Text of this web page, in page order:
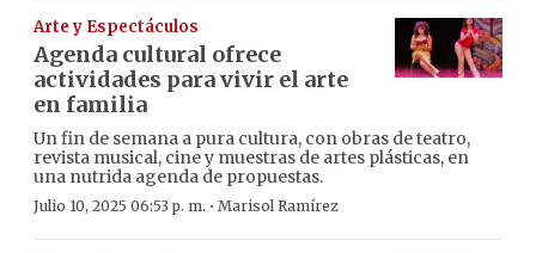
Arte y Espectáculos
Agenda cultural ofrece
actividades para vivir el arte
en familia
Un fin de semana a pura cultura, con obras de teatro,
revista musical, cine y muestras de artes plásticas, en
una nutrida agenda de propuestas.
Julio 10, 2025 06:53 p. m. · Marisol Ramírez